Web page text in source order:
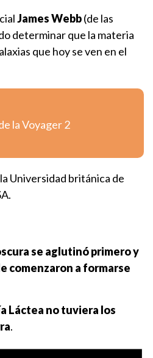
James Webb(de las
determinar que la materia
que hoy se ven en el
la Voyager 2
Universidad británica de
se aglutinó primero y
comenzaron a formarse
Láctea no tuviera los
.